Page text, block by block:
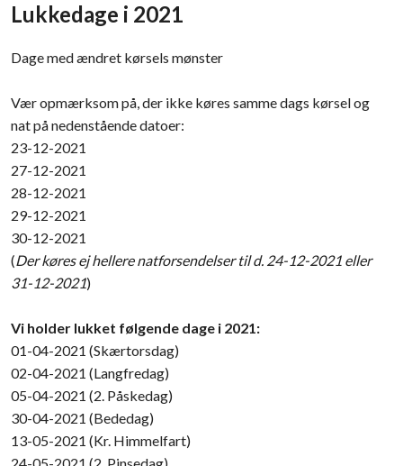
Lukkedage i 2021
Dage med ændret kørsels mønster​
​Vær opmærksom på, der ikke køres samme dags kørsel og
nat på nedenstående datoer:
​​23-12-2021
27-12-2021
28-12-2021
29-12-2021
30-12-2021
(Der køres ej hellere natforsendelser til d. 24-12-2021 eller
31-12-2021)
Vi holder lukket følgende dage i 2021:
01-04-2021 (Skærtorsdag)
02-04-2021 (Langfredag)
05-04-2021 (2. Påskedag)​
30-04-2021 (Bededag)
13-05-2021 (Kr. Himmelfart)